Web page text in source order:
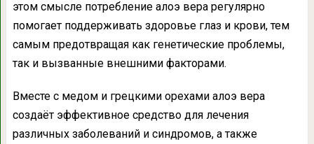
этом смысле потребление алоэ вера регулярно
помогает поддерживать здоровье глаз и крови, тем
самым предотвращая как генетические проблемы,
так и вызванные внешними факторами.
Вместе с медом и грецкими орехами алоэ вера
создаёт эффективное средство для лечения
различных заболеваний и синдромов, а также